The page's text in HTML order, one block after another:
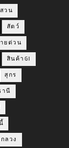
วน
สัตว์
ยด่วน
สินค้าGI
สุกร
านี
ลวง